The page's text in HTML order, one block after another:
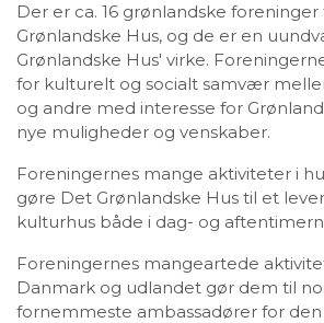
Der er ca. 16 grønlandske
Grønlandske Hus, og de er en
Grønlandske Hus' virke.
for kulturelt og socialt samvær
og andre med interesse for
nye muligheder og venskaber.
Foreningernes mange aktiviteter i
gøre Det Grønlandske Hus til et
kulturhus både i dag- og
Foreningernes mangeartede
Danmark og udlandet gør dem til
fornemmeste ambassadører for